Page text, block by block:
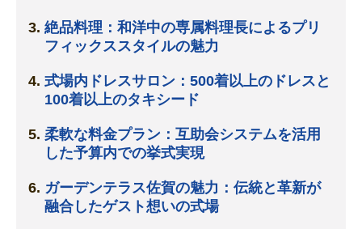
絶品料理：和洋中の専属料理長によるプリ
フィックススタイルの魅力
式場内ドレスサロン：500着以上のドレスと
100着以上のタキシード
柔軟な料金プラン：互助会システムを活用
した予算内での挙式実現
ガーデンテラス佐賀の魅力：伝統と革新が
融合したゲスト想いの式場